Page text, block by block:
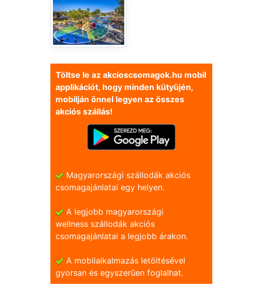
Töltse le az akcioscsomagok.hu mobil
applikációt, hogy minden kütyüjén,
mobilján önnel legyen az összes
akciós szállás!
Magyarországi szállodák akciós
csomagajánlatai egy helyen.
A legjobb magyarországi
wellness szállodák akciós
csomagajánlatai a legjobb árakon.
A mobilalkalmazás letöltésével
gyorsan és egyszerũen foglalhat.